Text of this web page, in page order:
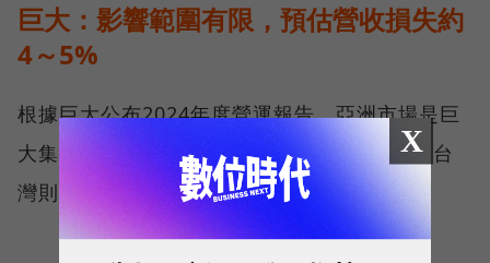
巨大：影響範圍有限，預估營收損失約
4～5%
根據巨大公布2024年度營運報告，亞洲市場是巨
大集團營收的最大來源，其次是歐洲，美洲和台
灣則分別占8.63%和7.5%。
X